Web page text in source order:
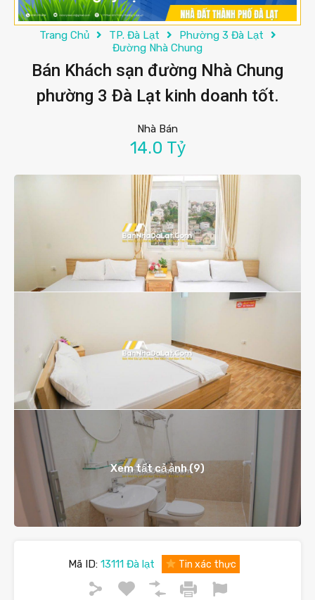
Trang Chủ TP. Đà Lạt
Phường 3 Đà Lạt
Đường Nhà Chung
Bán Khách sạn đường Nhà Chung
phường 3 Đà Lạt kinh doanh tốt.
Nhà Bán
14.0 Tỷ
Xem tất cả ảnh (9)
Mã ID: 13111 Đà lạt Tin xác thực